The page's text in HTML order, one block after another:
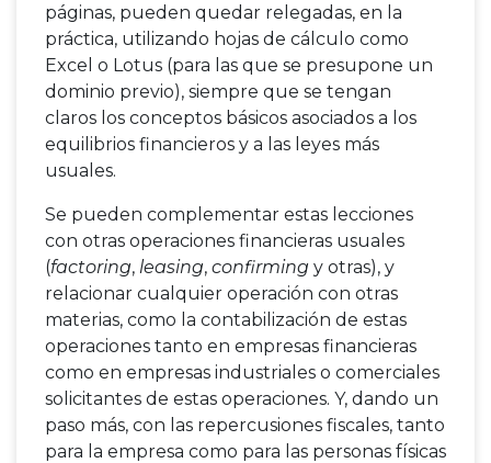
páginas, pueden quedar relegadas, en la
práctica, utilizando hojas de cálculo como
Excel o Lotus (para las que se presupone un
dominio previo), siempre que se tengan
claros los conceptos básicos asociados a los
equilibrios financieros y a las leyes más
usuales.
Se pueden complementar estas lecciones
con otras operaciones financieras usuales
(factoring, leasing, confirming y otras), y
relacionar cualquier operación con otras
materias, como la contabilización de estas
operaciones tanto en empresas financieras
como en empresas industriales o comerciales
solicitantes de estas operaciones. Y, dando un
paso más, con las repercusiones fiscales, tanto
para la empresa como para las personas físicas